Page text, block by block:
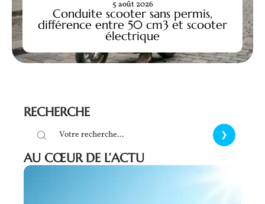
Conduite scooter sans permis,
différence entre 50 cm3 et scooter
électrique
5 août 2026
RECHERCHE
AU CŒUR DE L’ACTU